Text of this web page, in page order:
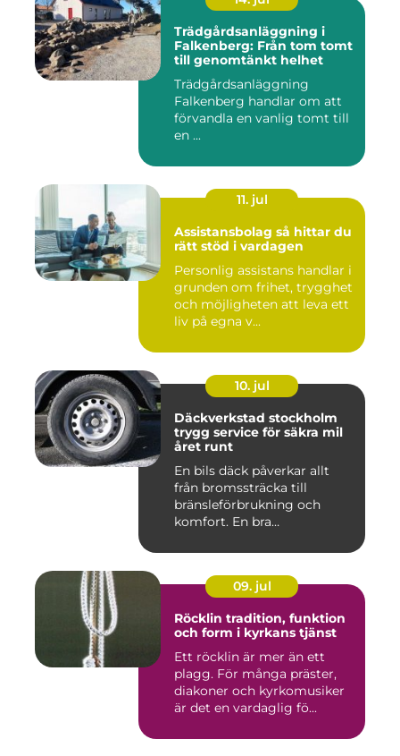
Trädgårdsanläggning i
Falkenberg: Från tom tomt
till genomtänkt helhet
Trädgårdsanläggning
Falkenberg handlar om att
förvandla en vanlig tomt till
en ...
11. jul
Assistansbolag så hittar du
rätt stöd i vardagen
Personlig assistans handlar i
grunden om frihet, trygghet
och möjligheten att leva ett
liv på egna v...
10. jul
Däckverkstad stockholm
trygg service för säkra mil
året runt
En bils däck påverkar allt
från bromssträcka till
bränsleförbrukning och
komfort. En bra
09. jul
Röcklin tradition, funktion
och form i kyrkans tjänst
Ett röcklin är mer än ett
plagg. För många präster,
diakoner och kyrkomusiker
är det en vardaglig fö...